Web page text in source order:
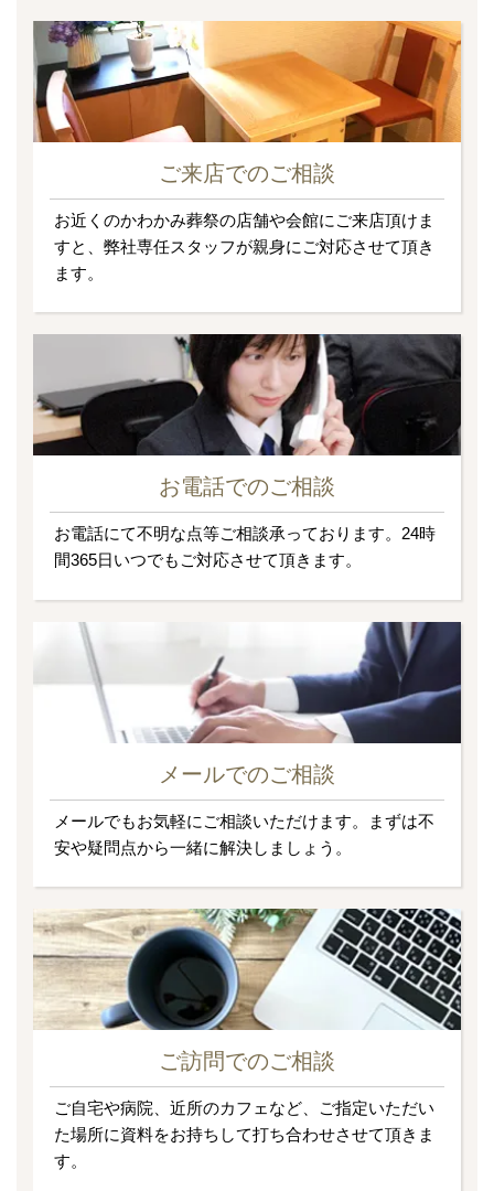
ご来店でのご相談
お近くのかわかみ葬祭の店舗や会館にご来店頂けま
すと、弊社専任スタッフが親身にご対応させて頂き
ます。
お電話でのご相談
お電話にて不明な点等ご相談承っております。24時
間365日いつでもご対応させて頂きます。
メールでのご相談
メールでもお気軽にご相談いただけます。まずは不
安や疑問点から一緒に解決しましょう。
ご訪問でのご相談
ご自宅や病院、近所のカフェなど、ご指定いただい
た場所に資料をお持ちして打ち合わせさせて頂きま
す。